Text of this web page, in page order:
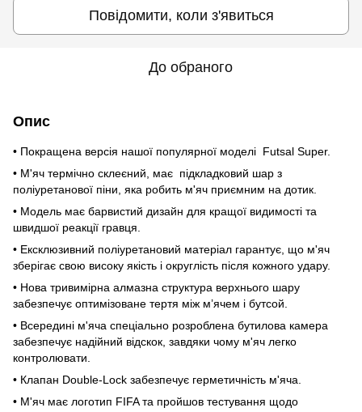
Повідомити, коли з'явиться
До обраного
Опис
• Покращена версія нашої популярної моделі Futsal Super.
• М'яч термічно склеєний, має підкладковий шар з
поліуретанової піни, яка робить м'яч приємним на дотик.
• Модель має барвистий дизайн для кращої видимості та
швидшої реакції гравця.
• Ексклюзивний поліуретановий матеріал гарантує, що м'яч
зберігає свою високу якість і округлість після кожного удару.
• Нова тривимірна алмазна структура верхнього шару
забезпечує оптимізоване тертя між м’ячем і бутсой.
• Всередині м'яча спеціально розроблена бутилова камера
забезпечує надійний відскок, завдяки чому м'яч легко
контролювати.
• Клапан Double-Lock забезпечує герметичність м'яча.
• М'яч має логотип FIFA та пройшов тестування щодо